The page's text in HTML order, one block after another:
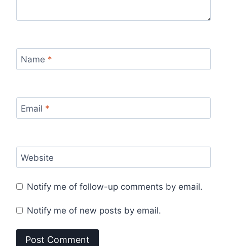
Name *
Email *
Website
Notify me of follow-up comments by email.
Notify me of new posts by email.